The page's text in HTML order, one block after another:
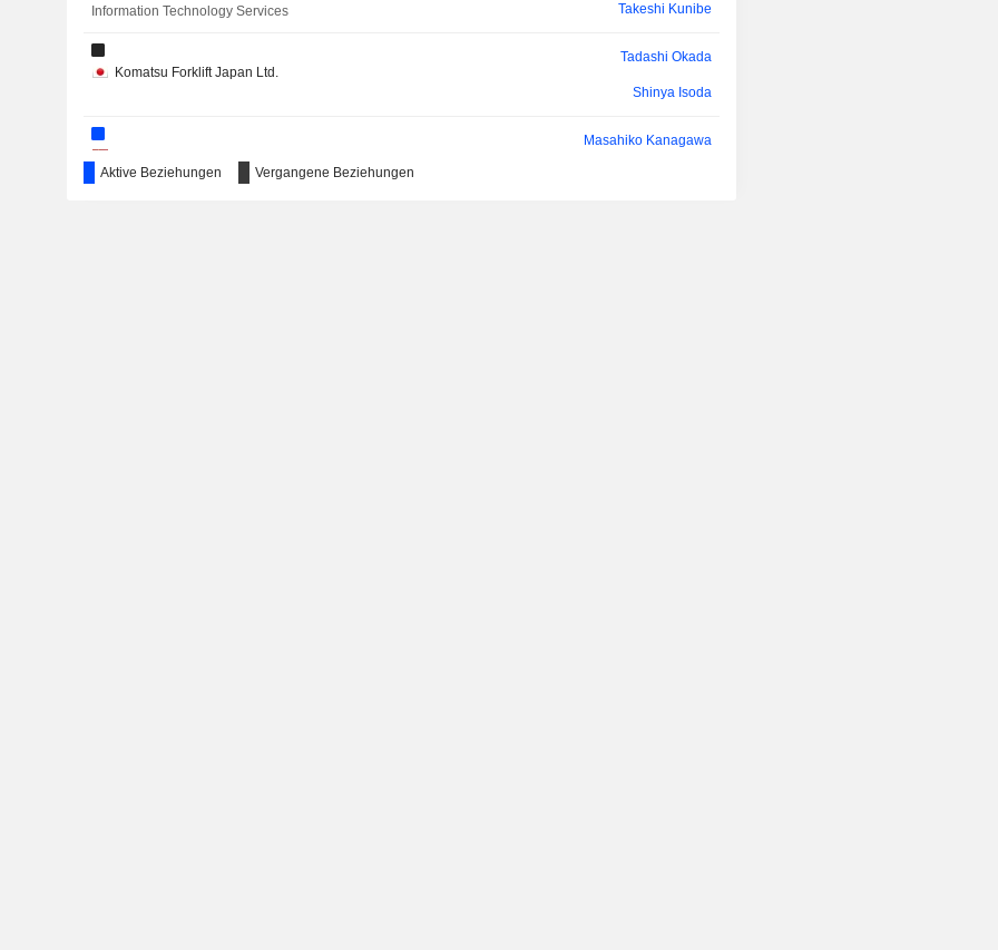
Information Technology Services
Takeshi Kunibe
Komatsu Forklift Japan Ltd.
Tadashi Okada
Shinya Isoda
Trucks/Construction/Farm Machinery
Masahiko Kanagawa
Aktive Beziehungen Vergangene Beziehungen